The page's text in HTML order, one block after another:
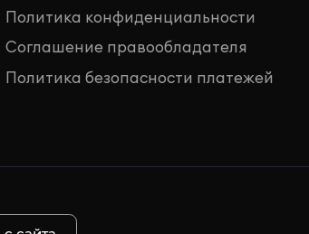
Политика конфиденциальности
Соглашение правообладателя
Политика безопасности платежей